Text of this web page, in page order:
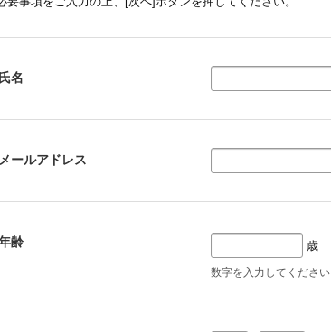
氏名
メールアドレス
齢 歳
数字を入力してください